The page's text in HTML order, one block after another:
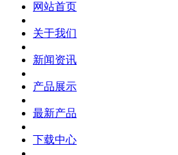
网站首页
关于我们
新闻资讯
产品展示
最新产品
下载中心